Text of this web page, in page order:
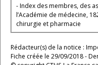
- Index des membres, des
l’Académie de médecine,
chirurgie et pharmacie
Rédacteur(s) de la notice :
Fiche créée le 29/09/2018 -